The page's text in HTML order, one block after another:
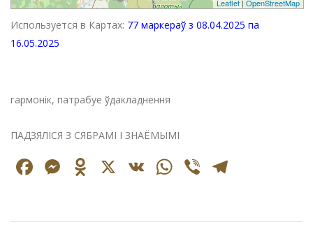
Leaflet | OpenStreetMap
Используется в Картах: 77 маркераў з 08.04.2025 па
16.05.2025
гармонік, патрабуе ўдакладнення
ПАДЗЯЛІСЯ З СЯБРАМІ І ЗНАЁМЫМІ
Facebook
Messenger
Odnoklassniki
X VK WhatsApp
Viber